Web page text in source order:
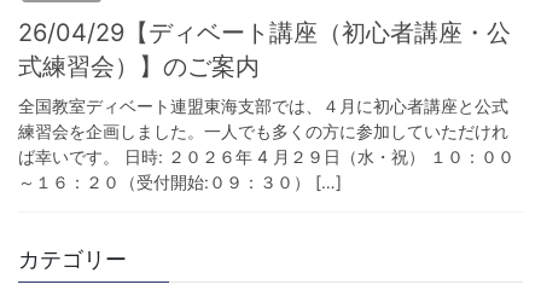
26/04/29【ディベート講座（初心者講座・公
式練習会）】のご案内
全国教室ディベート連盟東海支部では、４月に初心者講座と公式
練習会を企画しました。一人でも多くの方に参加していただけれ
ば幸いです。 日時: ２０２６年 4 月２９日（水・祝） １０：００
～１６：２０（受付開始:０９：３０） […]
カテゴリー